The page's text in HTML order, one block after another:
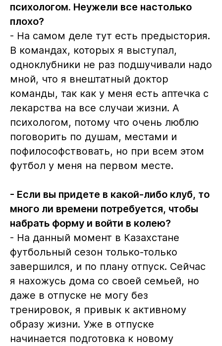
психологом. Неужели все настолько
плохо?
- На самом деле тут есть предыстория.
В командах, которых я выступал,
одноклубники не раз подшучивали надо
мной, что я внештатный доктор
команды, так как у меня есть аптечка с
лекарства на все случаи жизни. А
психологом, потому что очень люблю
поговорить по душам, местами и
пофилософствовать, но при всем этом
футбол у меня на первом месте.
- Если вы придете в какой-либо клуб, то
много ли времени потребуется, чтобы
набрать форму и войти в колею?
- На данный момент в Казахстане
футбольный сезон только-только
завершился, и по плану отпуск. Сейчас
я нахожусь дома со своей семьей, но
даже в отпуске не могу без
тренировок, я привык к активному
образу жизни. Уже в отпуске
начинается подготовка к новому